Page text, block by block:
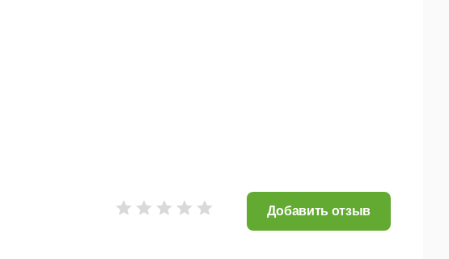
Добавить отзыв